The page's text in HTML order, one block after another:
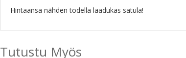
Hintaansa nähden todella laadukas satula!
Tutustu Myös